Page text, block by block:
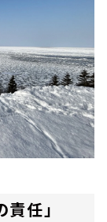
任」